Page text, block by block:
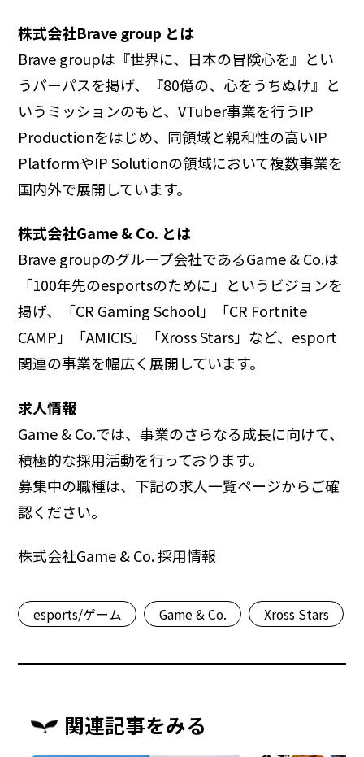
株式会社Brave group とは
Brave groupは『世界に、日本の冒険心を』とい
うパーパスを掲げ、『80億の、心をうちぬけ』と
いうミッションのもと、VTuber事業を行うIP
Productionをはじめ、同領域と親和性の高いIP
PlatformやIP Solutionの領域において複数事業を
国内外で展開しています。
株式会社Game & Co. とは
Brave groupのグループ会社であるGame & Co.は
「100年先のesportsのために」というビジョンを
掲げ、「CR Gaming School」「CR Fortnite
CAMP」「AMICIS」「Xross Stars」など、esport
関連の事業を幅広く展開しています。
求人情報
Game & Co.では、事業のさらなる成長に向けて、
積極的な採用活動を行っております。
募集中の職種は、下記の求人一覧ページからご確
認ください。
株式会社Game & Co. 採用情報
esports/ゲーム Game & Co. Xross Stars
関連記事をみる